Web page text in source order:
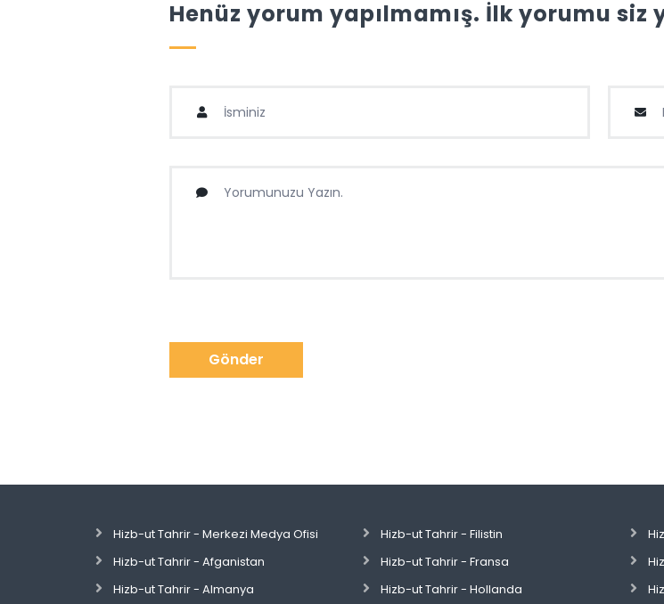
Henüz yorum yapılmamış. İlk yorumu siz
Gönder
Hizb-ut Tahrir - Merkezi Medya Ofisi
Hizb-ut Tahrir - Afganistan
Hizb-ut Tahrir - Almanya
Hizb-ut Tahrir - Filistin
Hizb-ut Tahrir - Fransa
Hizb-ut Tahrir - Hollanda